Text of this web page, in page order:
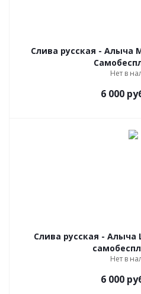
Слива русская - Алыча
Нет в
6 000
Слива русская - Алыча
Нет в
6 000